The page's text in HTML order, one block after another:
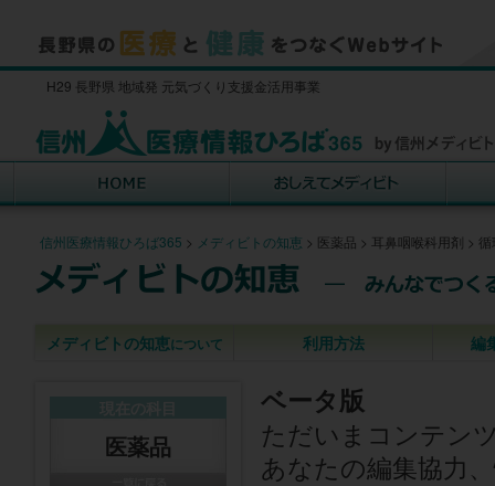
H29 長野県 地域発 元気づくり支援金活用事業
信州医療情報ひろば365 > メディビトの知恵 > 医薬品 > 耳鼻咽喉科用剤 >
メディビトの知恵について 利用方法 編
ベータ版
ただいまコンテン
あなたの編集協力
医薬品